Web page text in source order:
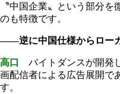
〝中国企業〟という部分
のも特徴です。
――逆に中国仕様からロー
高口
バイトダンスが開発
画配信者による広告展開で
す。